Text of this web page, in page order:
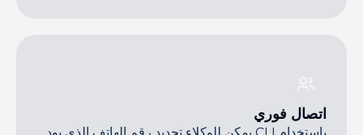
اتصال فوري